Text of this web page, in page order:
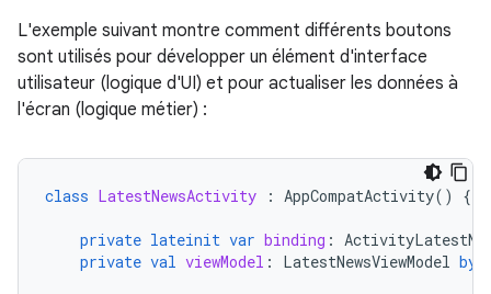
L'exemple suivant montre comment différents boutons
sont utilisés pour développer un élément d'interface
utilisateur (logique d'UI) et pour actualiser les données à
l'écran (logique métier) :
class LatestNewsActivity : AppCompatActivity() {
private lateinit var binding :
private val viewModel : LatestNewsViewModel by